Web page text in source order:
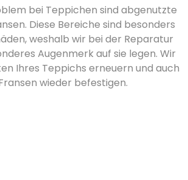
bei Teppichen sind abgenutzte
Diese Bereiche sind besonders
weshalb wir bei der Reparatur
Augenmerk auf sie legen. Wir
Ihres Teppichs erneuern und auch
wieder befestigen.